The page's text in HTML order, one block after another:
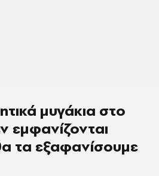
μυγάκια στο
εμφανίζονται
τα εξαφανίσουμε